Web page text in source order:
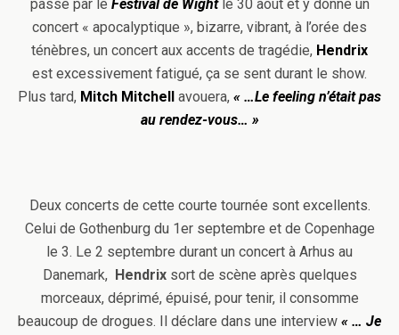
passe par le Festival de Wightle 30 août et y donne un
concert « apocalyptique », bizarre, vibrant, à l’orée des
ténèbres, un concert aux accents de tragédie, Hendrix
est excessivement fatigué, ça se sent durant le show.
Plus tard, Mitch Mitchell avouera, « …Le feeling n’était pas
au rendez-vous… »
Deux concerts de cette courte tournée sont excellents.
Celui de Gothenburg du 1er septembre et de Copenhage
le 3. Le 2 septembre durant un concert à Arhus au
Danemark, Hendrixsort de scène après quelques
morceaux, déprimé, épuisé, pour tenir, il consomme
beaucoup de drogues. Il déclare dans une interview « … Je